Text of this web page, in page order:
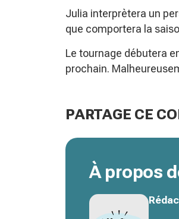
Julia interprètera un
que comportera la
Le tournage débutera
prochain.
PARTAGE CE
À propos